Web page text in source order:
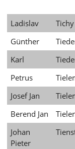
Ladislav Tichy
Günther
Karl
Petrus
Josef Jan
Berend Jan
Johan
Pieter